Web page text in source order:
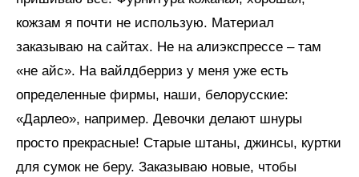
кожзам я почти не использую. Материал
заказываю на сайтах. Не на алиэкспрессе – там
«не айс». На вайлдберриз у меня уже есть
определенные фирмы, наши, белорусские:
«Дарлео», например. Девочки делают шнуры
просто прекрасные! Старые штаны, джинсы, куртки
для сумок не беру. Заказываю новые, чтобы